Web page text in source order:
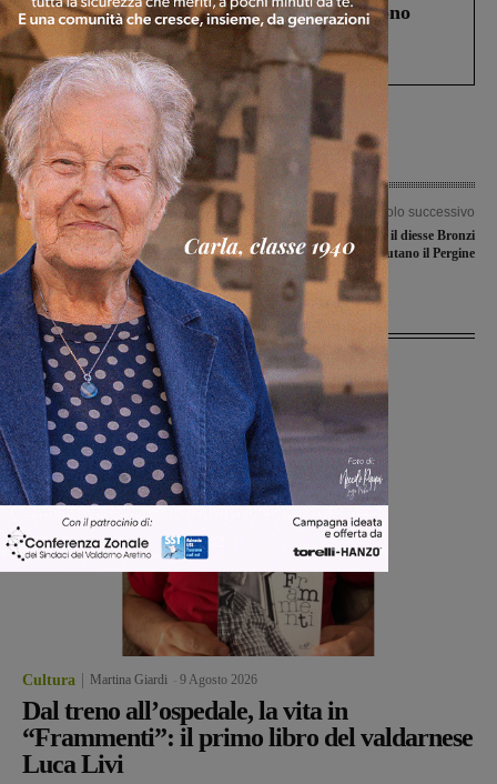
Un anno fa la strage in A1 in cui morirono
Gianni, Giulia e Franco. Lo schianto, il
processo, lo stop ai sorpassi fra tir....
Articolo precedente
Prime mosse dell’Ideal Club Incisa in
chiave 2023-2024
Articolo successivo
Mister Occhiolini e il diesse Bronzi
salutano il Pergine
Ultime Notizie
Cultura Martina Giardi 9 Agosto 2026
Dal treno all’ospedale, la vita in
“Frammenti”: il primo libro del valdarnese
Luca Livi